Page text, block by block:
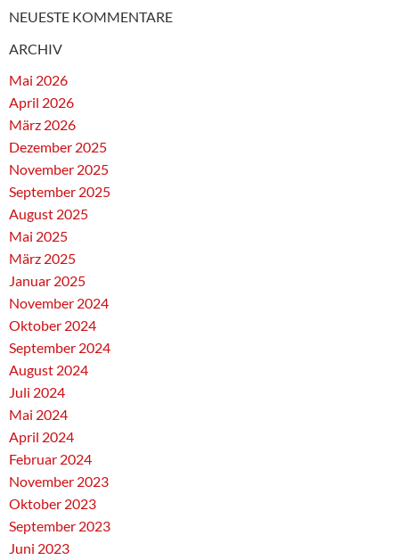
NEUESTE KOMMENTARE
ARCHIV
Mai 2026
April 2026
März 2026
Dezember 2025
November 2025
September 2025
August 2025
Mai 2025
März 2025
Januar 2025
November 2024
Oktober 2024
September 2024
August 2024
Juli 2024
Mai 2024
April 2024
Februar 2024
November 2023
Oktober 2023
September 2023
Juni 2023